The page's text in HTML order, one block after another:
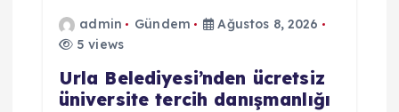
admin Gündem
Ağustos 8, 2026
5 views
Urla Belediyesi’nden ücretsiz
üniversite tercih danışmanlığı